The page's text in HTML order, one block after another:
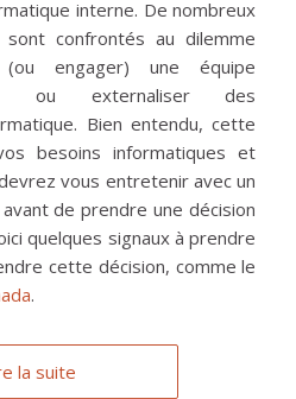
interne. De nombreux
sont confrontés au dilemme
engager) une équipe
ou externaliser des
Bien entendu, cette
besoins informatiques et
vous entretenir avec un
de prendre une décision
quelques signaux à prendre
cette décision, comme le
.
la suite